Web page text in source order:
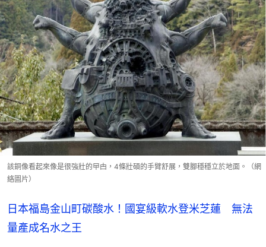
該銅像看起來像是很強壯的曱甴，4條壯碩的手臂舒展，雙腳穩穩立於地面。（網
絡圖片）
日本福島金山町碳酸水！國宴級軟水登米芝蓮 無法
量產成名水之王